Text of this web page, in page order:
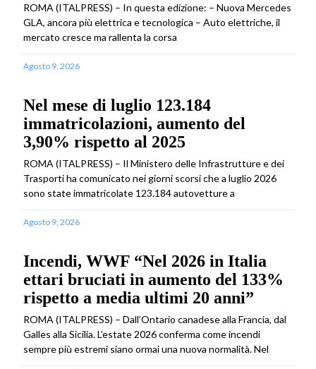
ROMA (ITALPRESS) – In questa edizione: – Nuova Mercedes
GLA, ancora più elettrica e tecnologica – Auto elettriche, il
mercato cresce ma rallenta la corsa
Agosto 9, 2026
Nel mese di luglio 123.184
immatricolazioni, aumento del
3,90% rispetto al 2025
ROMA (ITALPRESS) – Il Ministero delle Infrastrutture e dei
Trasporti ha comunicato nei giorni scorsi che a luglio 2026
sono state immatricolate 123.184 autovetture a
Agosto 9, 2026
Incendi, WWF “Nel 2026 in Italia
ettari bruciati in aumento del 133%
rispetto a media ultimi 20 anni”
ROMA (ITALPRESS) – Dall’Ontario canadese alla Francia, dal
Galles alla Sicilia. L’estate 2026 conferma come incendi
sempre più estremi siano ormai una nuova normalità. Nel